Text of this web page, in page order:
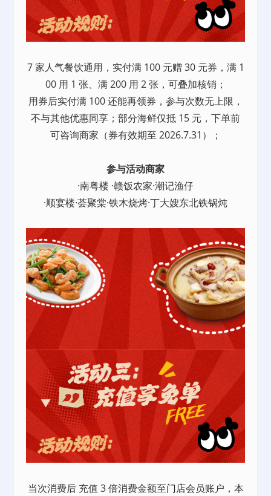
7 家人气餐饮通用，实付满 100 元赠 30 元券，满 1
00 用 1 张、满 200 用 2 张，可叠加核销；
用券后实付满 100 还能再领券，参与次数无上限，
不与其他优惠同享；部分海鲜仅抵 15 元，下单前
可咨询商家（券有效期至 2026.7.31）；
参与活动商家
·南粤楼 ·赣饭农家·潮记渔仔
·顺宴楼·荟聚棠·铁木烧烤·丁大嫂东北铁锅炖
当次消费后 充值 3 倍消费金额至门店会员账户，本